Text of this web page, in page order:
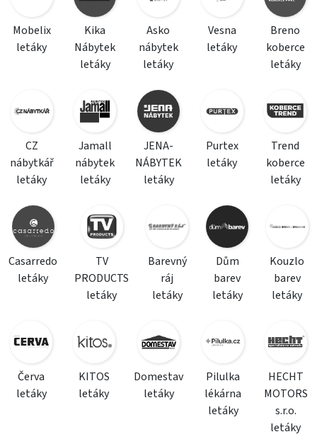
Mobelix
letáky
Kika
Nábytek
letáky
Asko
nábytek
letáky
Vesna
letáky
Breno
koberce
letáky
CZ
nábytkář
letáky
Jamall
nábytek
letáky
JENA-
NÁBYTEK
letáky
Purtex
letáky
Trend
koberce
letáky
Casarredo
letáky
TV
PRODUCTS
letáky
Barevný
ráj
letáky
Dům
barev
letáky
Kouzlo
barev
letáky
Červa
letáky
KITOS
letáky
Domestav
letáky
Pilulka
lékárna
letáky
HECHT
MOTORS
s.r.o.
letáky